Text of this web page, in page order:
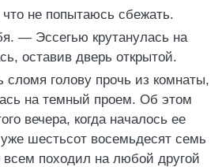
не попытаюсь сбежать.
— Эссегью крутанулась на
оставив дверь открытой.
сломя голову прочь из комнаты,
на темный проем. Об этом
вечера, когда началось ее
шестьсот восемьдесят семь
походил на любой другой